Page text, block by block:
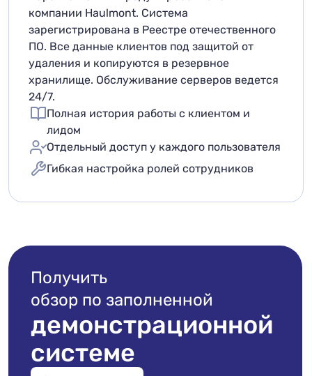
компании Haulmont. Система
зарегистрирована в Реестре отечественного
ПО. Все данные клиентов под защитой от
удаления и копируются в резервное
хранилище. Обслуживание серверов ведется
24/7.
Полная история работы с клиентом и
лидом
Отдельный доступ у каждого пользователя
Гибкая настройка ролей сотрудников
Получить
обзор по заполненной
демонстраци­онной
системе